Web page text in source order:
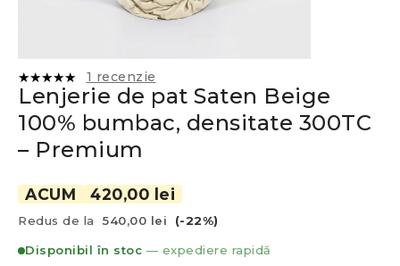
Evaluat la
din
5 pe baza
singure
1 recenzie
Lenjerie de pat Saten Beige
100% bumbac, densitate 300TC
– Premium
ACUM 420,00 lei
Redus de la 540,00 lei (-22%)
Disponibil în stoc — expediere rapidă